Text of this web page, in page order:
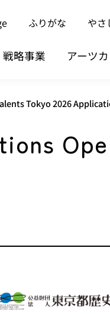
ふりがな やさ
戦略事業 アーツ
Tokyo 2026